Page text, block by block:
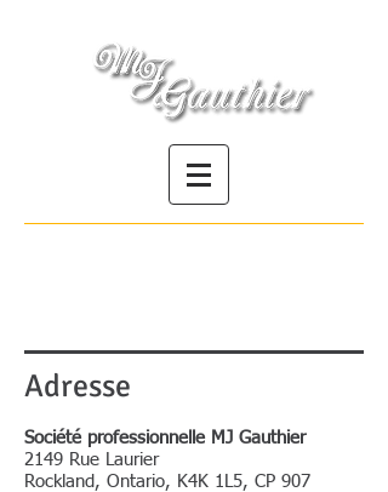
Adresse
Société professionnelle MJ Gauthier
2149 Rue Laurier
Rockland, Ontario, K4K 1L5, CP 907